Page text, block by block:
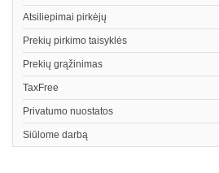
Atsiliepimai pirkėjų
Prekių pirkimo taisyklės
Prekių grąžinimas
TaxFree
Privatumo nuostatos
Siūlome darbą